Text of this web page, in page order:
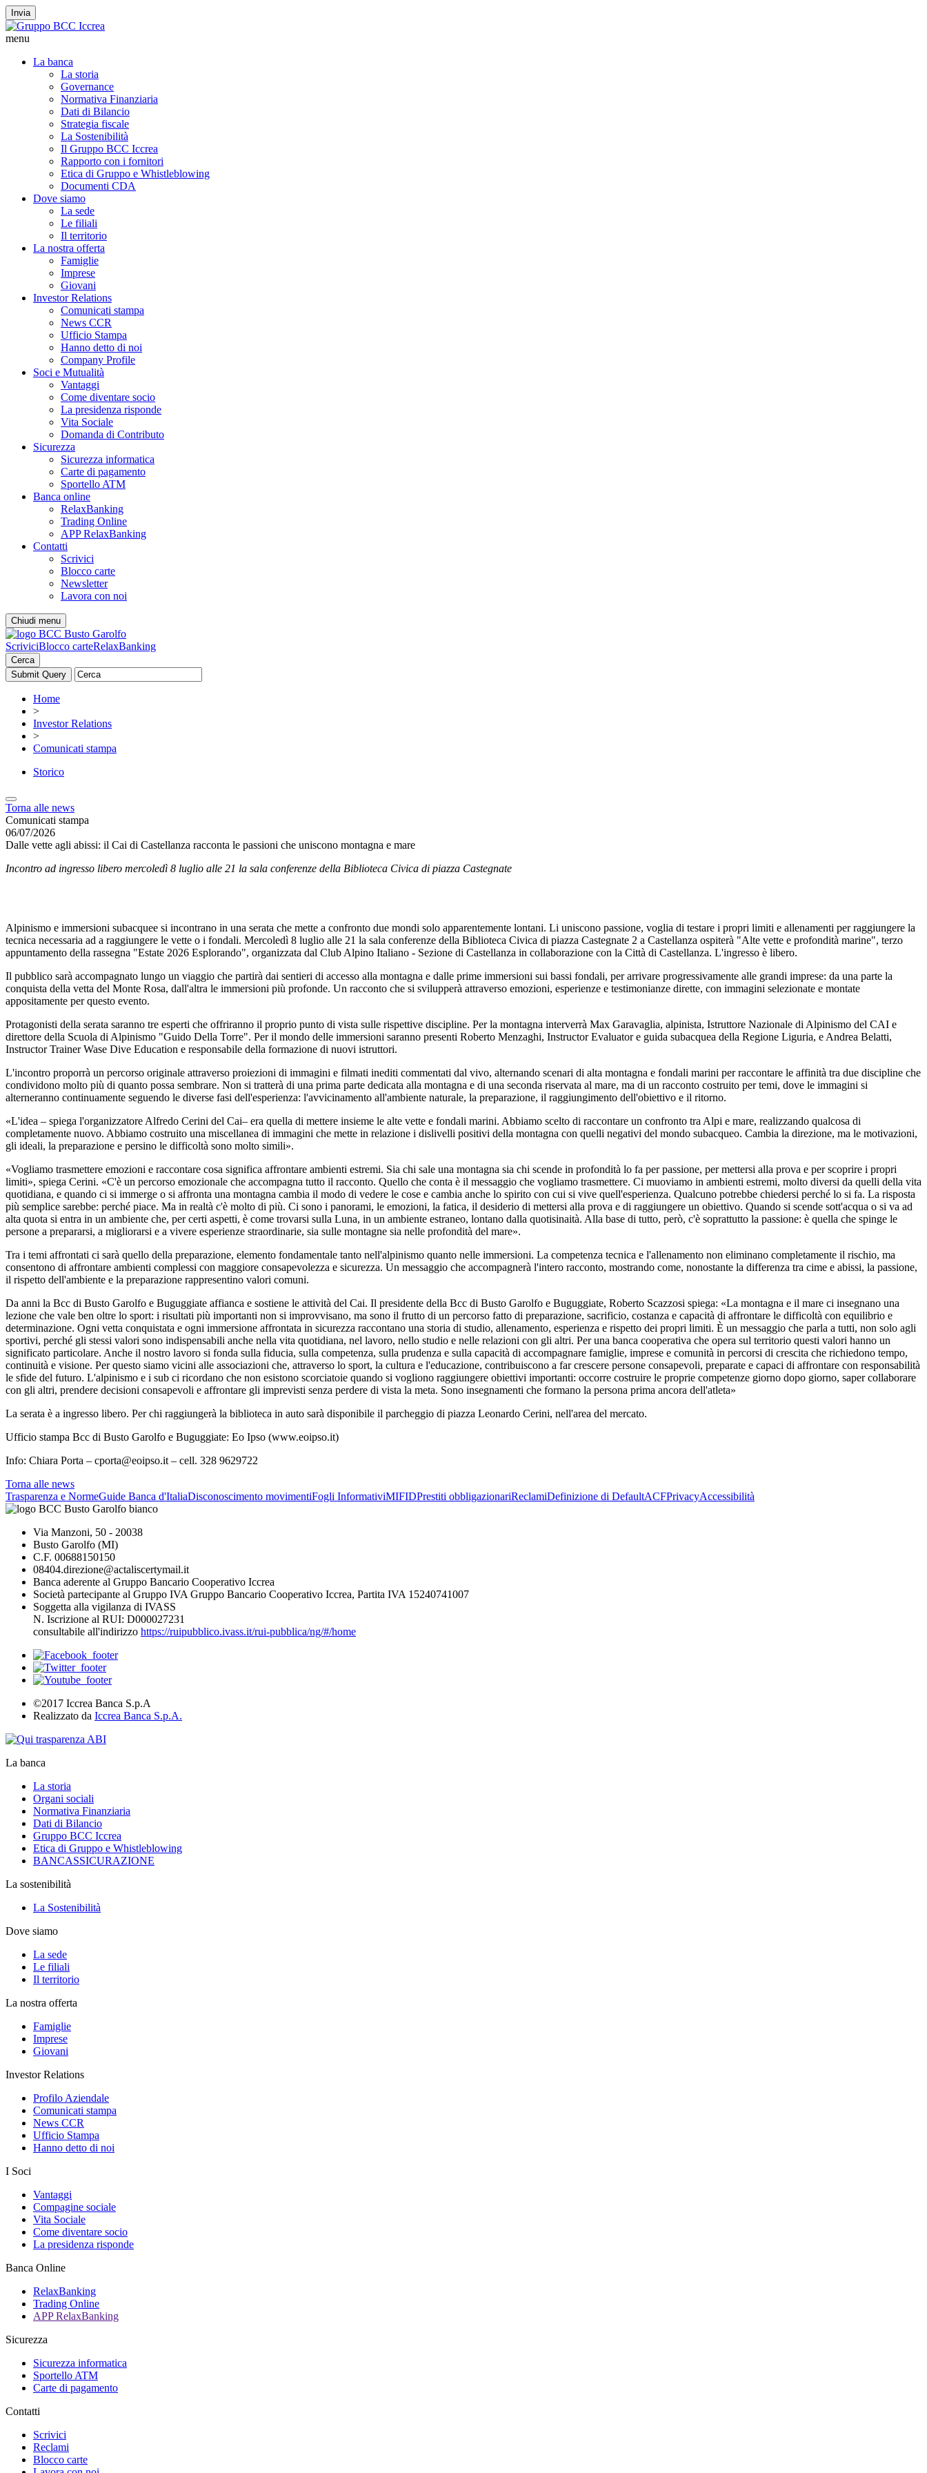
Invia
menu
La banca
La storia
Governance
Normativa Finanziaria
Dati di Bilancio
Strategia fiscale
La Sostenibilità
Il Gruppo BCC Iccrea
Rapporto con i fornitori
Etica di Gruppo e Whistleblowing
Documenti CDA
Dove siamo
La sede
Le filiali
Il territorio
La nostra offerta
Famiglie
Imprese
Giovani
Investor Relations
Comunicati stampa
News CCR
Ufficio Stampa
Hanno detto di noi
Company Profile
Soci e Mutualità
Vantaggi
Come diventare socio
La presidenza risponde
Vita Sociale
Domanda di Contributo
Sicurezza
Sicurezza informatica
Carte di pagamento
Sportello ATM
Banca online
RelaxBanking
Trading Online
APP RelaxBanking
Contatti
Scrivici
Blocco carte
Newsletter
Lavora con noi
Chiudi menu
ScriviciBlocco carteRelaxBanking
Cerca
Home
>
Investor Relations
>
Comunicati stampa
Storico
Torna alle news
Comunicati stampa
06/07/2026
Dalle vette agli abissi: il Cai di Castellanza racconta le passioni che uniscono montagna e mare
Incontro ad ingresso libero mercoledì 8 luglio alle 21 la sala conferenze della Biblioteca Civica di piazza Castegnate
Alpinismo e immersioni subacquee si incontrano in una serata che mette a confronto due mondi solo apparentemente lontani. Li uniscono passione, voglia di testare i propri limiti e allenamenti per raggiungere la
tecnica necessaria ad a raggiungere le vette o i fondali. Mercoledì 8 luglio alle 21 la sala conferenze della Biblioteca Civica di piazza Castegnate 2 a Castellanza ospiterà "Alte vette e profondità marine", terzo
appuntamento della rassegna "Estate 2026 Esplorando", organizzata dal Club Alpino Italiano - Sezione di Castellanza in collaborazione con la Città di Castellanza. L'ingresso è libero.
Il pubblico sarà accompagnato lungo un viaggio che partirà dai sentieri di accesso alla montagna e dalle prime immersioni sui bassi fondali, per arrivare progressivamente alle grandi imprese: da una parte la
conquista della vetta del Monte Rosa, dall'altra le immersioni più profonde. Un racconto che si svilupperà attraverso emozioni, esperienze e testimonianze dirette, con immagini selezionate e montate
appositamente per questo evento.
Protagonisti della serata saranno tre esperti che offriranno il proprio punto di vista sulle rispettive discipline. Per la montagna interverrà Max Garavaglia, alpinista, Istruttore Nazionale di Alpinismo del CAI e
direttore della Scuola di Alpinismo "Guido Della Torre". Per il mondo delle immersioni saranno presenti Roberto Menzaghi, Instructor Evaluator e guida subacquea della Regione Liguria, e Andrea Belatti,
Instructor Trainer Wase Dive Education e responsabile della formazione di nuovi istruttori.
L'incontro proporrà un percorso originale attraverso proiezioni di immagini e filmati inediti commentati dal vivo, alternando scenari di alta montagna e fondali marini per raccontare le affinità tra due discipline che
condividono molto più di quanto possa sembrare. Non si tratterà di una prima parte dedicata alla montagna e di una seconda riservata al mare, ma di un racconto costruito per temi, dove le immagini si
alterneranno continuamente seguendo le diverse fasi dell'esperienza: l'avvicinamento all'ambiente naturale, la preparazione, il raggiungimento dell'obiettivo e il ritorno.
«L'idea – spiega l'organizzatore Alfredo Cerini del Cai– era quella di mettere insieme le alte vette e fondali marini. Abbiamo scelto di raccontare un confronto tra Alpi e mare, realizzando qualcosa di
completamente nuovo. Abbiamo costruito una miscellanea di immagini che mette in relazione i dislivelli positivi della montagna con quelli negativi del mondo subacqueo. Cambia la direzione, ma le motivazioni,
gli ideali, la preparazione e persino le difficoltà sono molto simili».
«Vogliamo trasmettere emozioni e raccontare cosa significa affrontare ambienti estremi. Sia chi sale una montagna sia chi scende in profondità lo fa per passione, per mettersi alla prova e per scoprire i propri
limiti», spiega Cerini. «C'è un percorso emozionale che accompagna tutto il racconto. Quello che conta è il messaggio che vogliamo trasmettere. Ci muoviamo in ambienti estremi, molto diversi da quelli della vita
quotidiana, e quando ci si immerge o si affronta una montagna cambia il modo di vedere le cose e cambia anche lo spirito con cui si vive quell'esperienza. Qualcuno potrebbe chiedersi perché lo si fa. La risposta
più semplice sarebbe: perché piace. Ma in realtà c'è molto di più. Ci sono i panorami, le emozioni, la fatica, il desiderio di mettersi alla prova e di raggiungere un obiettivo. Quando si scende sott'acqua o si va ad
alta quota si entra in un ambiente che, per certi aspetti, è come trovarsi sulla Luna, in un ambiente estraneo, lontano dalla quotisinaità. Alla base di tutto, però, c'è soprattutto la passione: è quella che spinge le
persone a prepararsi, a migliorarsi e a vivere esperienze straordinarie, sia sulle montagne sia nelle profondità del mare».
Tra i temi affrontati ci sarà quello della preparazione, elemento fondamentale tanto nell'alpinismo quanto nelle immersioni. La competenza tecnica e l'allenamento non eliminano completamente il rischio, ma
consentono di affrontare ambienti complessi con maggiore consapevolezza e sicurezza. Un messaggio che accompagnerà l'intero racconto, mostrando come, nonostante la differenza tra cime e abissi, la passione,
il rispetto dell'ambiente e la preparazione rappresentino valori comuni.
Da anni la Bcc di Busto Garolfo e Buguggiate affianca e sostiene le attività del Cai. Il presidente della Bcc di Busto Garolfo e Buguggiate, Roberto Scazzosi spiega: «La montagna e il mare ci insegnano una
lezione che vale ben oltre lo sport: i risultati più importanti non si improvvisano, ma sono il frutto di un percorso fatto di preparazione, sacrificio, costanza e capacità di affrontare le difficoltà con equilibrio e
determinazione. Ogni vetta conquistata e ogni immersione affrontata in sicurezza raccontano una storia di studio, allenamento, esperienza e rispetto dei propri limiti. È un messaggio che parla a tutti, non solo agli
sportivi, perché gli stessi valori sono indispensabili anche nella vita quotidiana, nel lavoro, nello studio e nelle relazioni con gli altri. Per una banca cooperativa che opera sul territorio questi valori hanno un
significato particolare. Anche il nostro lavoro si fonda sulla fiducia, sulla competenza, sulla prudenza e sulla capacità di accompagnare famiglie, imprese e comunità in percorsi di crescita che richiedono tempo,
continuità e visione. Per questo siamo vicini alle associazioni che, attraverso lo sport, la cultura e l'educazione, contribuiscono a far crescere persone consapevoli, preparate e capaci di affrontare con responsabilità
le sfide del futuro. L'alpinismo e i sub ci ricordano che non esistono scorciatoie quando si vogliono raggiungere obiettivi importanti: occorre costruire le proprie competenze giorno dopo giorno, saper collaborare
con gli altri, prendere decisioni consapevoli e affrontare gli imprevisti senza perdere di vista la meta. Sono insegnamenti che formano la persona prima ancora dell'atleta»
La serata è a ingresso libero. Per chi raggiungerà la biblioteca in auto sarà disponibile il parcheggio di piazza Leonardo Cerini, nell'area del mercato.
Ufficio stampa Bcc di Busto Garolfo e Buguggiate: Eo Ipso (www.eoipso.it)
Info: Chiara Porta – cporta@eoipso.it – cell. 328 9629722
Torna alle news
Trasparenza e NormeGuide Banca d'ItaliaDisconoscimento movimentiFogli InformativiMIFIDPrestiti obbligazionariReclamiDefinizione di DefaultACFPrivacyAccessibilità
Via Manzoni, 50 - 20038
Busto Garolfo (MI)
C.F. 00688150150
08404.direzione@actaliscertymail.it
Banca aderente al Gruppo Bancario Cooperativo Iccrea
Società partecipante al Gruppo IVA Gruppo Bancario Cooperativo Iccrea, Partita IVA 15240741007
Soggetta alla vigilanza di IVASS
N. Iscrizione al RUI: D000027231
consultabile all'indirizzo https://ruipubblico.ivass.it/rui-pubblica/ng/#/home
©2017 Iccrea Banca S.p.A
Realizzato da Iccrea Banca S.p.A.
La banca
La storia
Organi sociali
Normativa Finanziaria
Dati di Bilancio
Gruppo BCC Iccrea
Etica di Gruppo e Whistleblowing
BANCASSICURAZIONE
La sostenibilità
La Sostenibilità
Dove siamo
La sede
Le filiali
Il territorio
La nostra offerta
Famiglie
Imprese
Giovani
Investor Relations
Profilo Aziendale
Comunicati stampa
News CCR
Ufficio Stampa
Hanno detto di noi
I Soci
Vantaggi
Compagine sociale
Vita Sociale
Come diventare socio
La presidenza risponde
Banca Online
RelaxBanking
Trading Online
APP RelaxBanking
Sicurezza
Sicurezza informatica
Sportello ATM
Carte di pagamento
Contatti
Scrivici
Reclami
Blocco carte